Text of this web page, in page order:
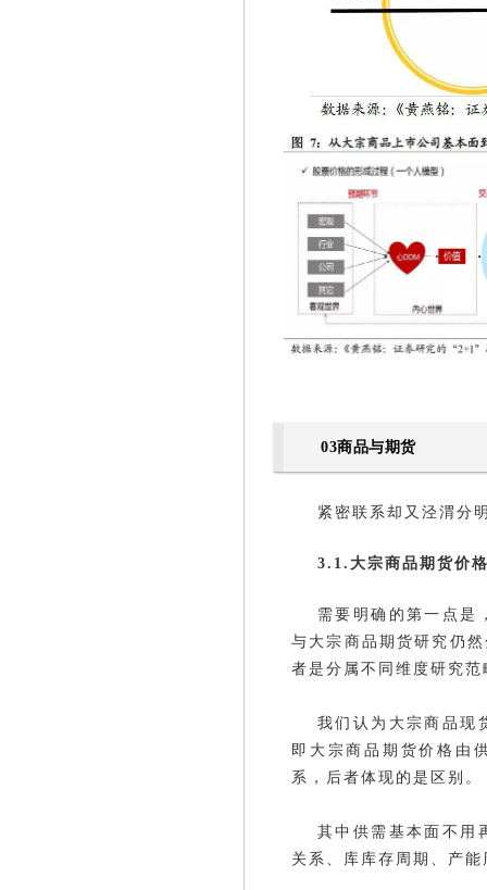
03商品与期货
紧密联系却又泾渭分
3.1.大宗商品期货价
需要明确的第一点是
与大宗商品期货研究仍
者是分属不同维度研究范
我们认为大宗商品现
即大宗商品期货价格由
系，后者体现的是区别。
其中供需基本面不用
关系、库库存周期、产